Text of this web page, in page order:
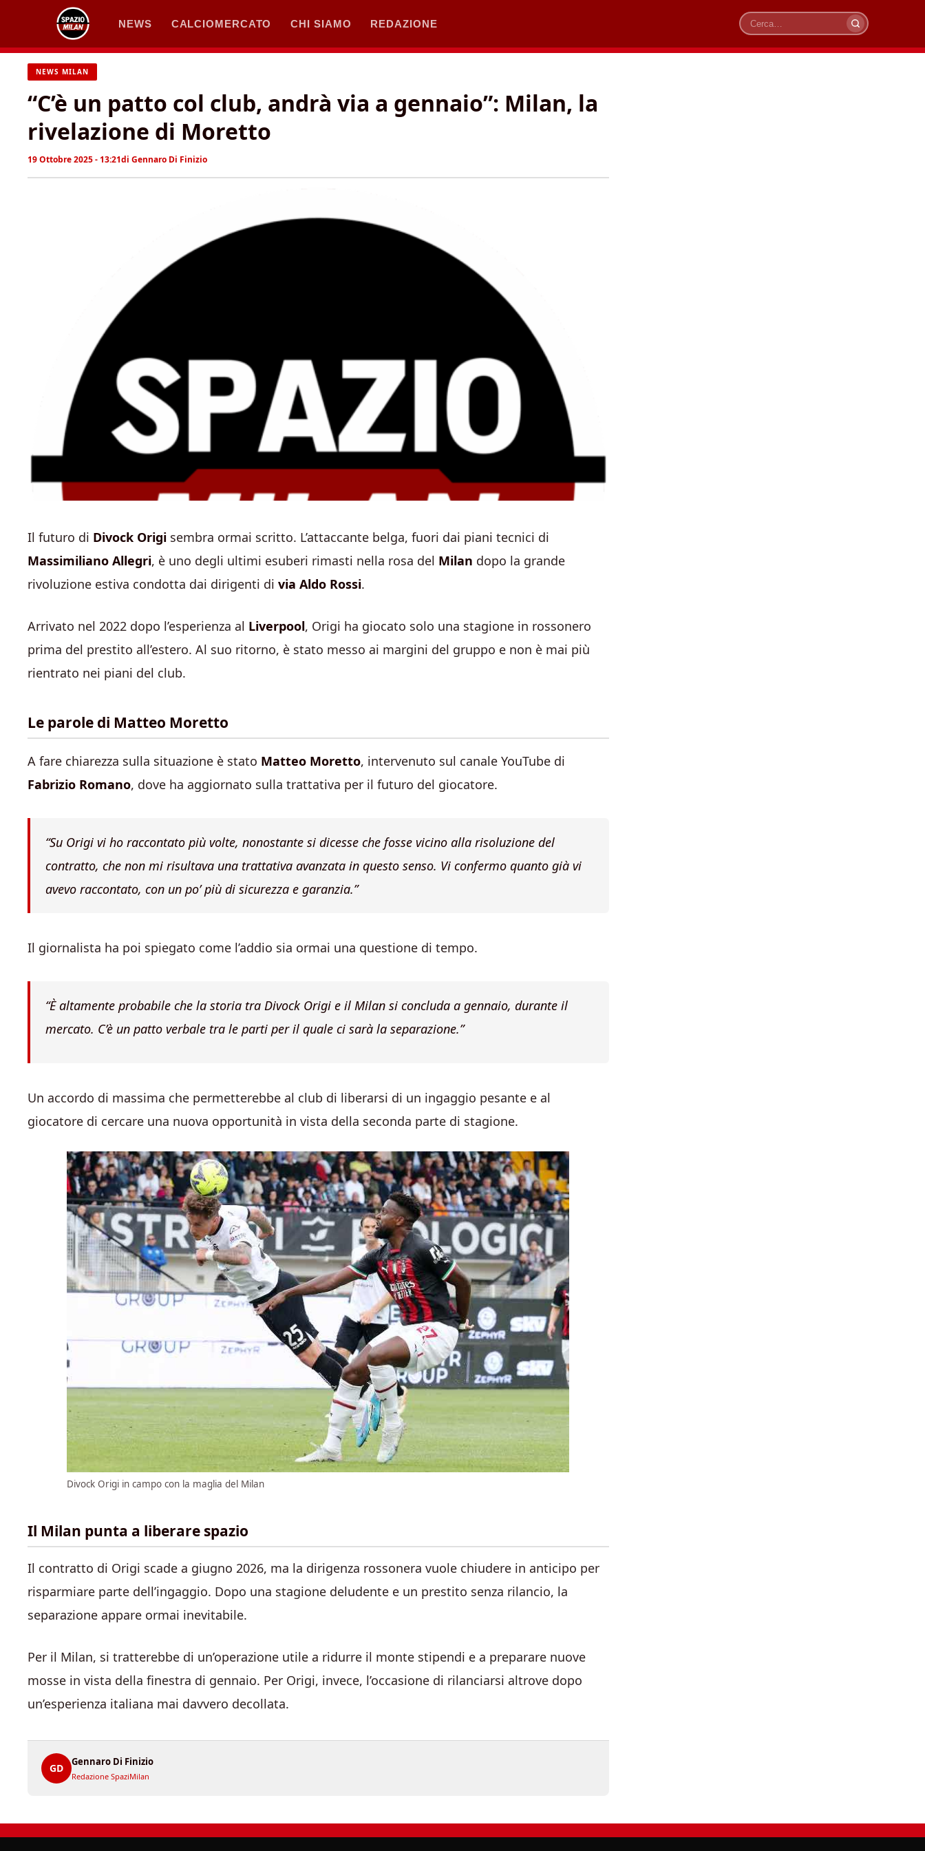
contenuto
NEWS CALCIOMERCATO CHI SIAMO REDAZIONE
Cerca
NEWS MILAN
“C’è un patto col club, andrà via a gennaio”: Milan, la
rivelazione di Moretto
19 Ottobre 2025 - 13:21di Gennaro Di Finizio
Il futuro di Divock Origi sembra ormai scritto. L’attaccante belga, fuori dai piani tecnici di
Massimiliano Allegri, è uno degli ultimi esuberi rimasti nella rosa del Milan dopo la grande
rivoluzione estiva condotta dai dirigenti di via Aldo Rossi.
Arrivato nel 2022 dopo l’esperienza al Liverpool, Origi ha giocato solo una stagione in rossonero
prima del prestito all’estero. Al suo ritorno, è stato messo ai margini del gruppo e non è mai più
rientrato nei piani del club.
Le parole di Matteo Moretto
A fare chiarezza sulla situazione è stato Matteo Moretto, intervenuto sul canale YouTube di
Fabrizio Romano, dove ha aggiornato sulla trattativa per il futuro del giocatore.
“Su Origi vi ho raccontato più volte, nonostante si dicesse che fosse vicino alla risoluzione del
contratto, che non mi risultava una trattativa avanzata in questo senso. Vi confermo quanto già vi
avevo raccontato, con un po’ più di sicurezza e garanzia.”
Il giornalista ha poi spiegato come l’addio sia ormai una questione di tempo.
“È altamente probabile che la storia tra Divock Origi e il Milan si concluda a gennaio, durante il
mercato. C’è un patto verbale tra le parti per il quale ci sarà la separazione.”
Un accordo di massima che permetterebbe al club di liberarsi di un ingaggio pesante e al
giocatore di cercare una nuova opportunità in vista della seconda parte di stagione.
Divock Origi in campo con la maglia del Milan
Il Milan punta a liberare spazio
Il contratto di Origi scade a giugno 2026, ma la dirigenza rossonera vuole chiudere in anticipo per
risparmiare parte dell’ingaggio. Dopo una stagione deludente e un prestito senza rilancio, la
separazione appare ormai inevitabile.
Per il Milan, si tratterebbe di un’operazione utile a ridurre il monte stipendi e a preparare nuove
mosse in vista della finestra di gennaio. Per Origi, invece, l’occasione di rilanciarsi altrove dopo
un’esperienza italiana mai davvero decollata.
GD
Gennaro Di Finizio
Redazione SpaziMilan